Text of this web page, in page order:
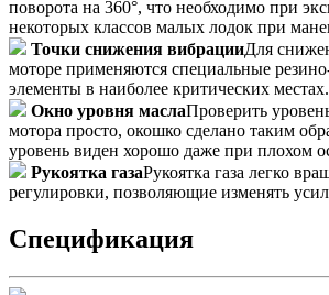
поворота на 360°, что необходимо при
некоторых классов малых лодок при
Точки снижения вибрацииДля
моторе применяются специальные
элементы в наиболее критических местах.
Окно уровня маслаПроверить
мотора просто, окошко сделано таким
уровень виден хорошо даже при плохом
Рукоятка газаРукоятка газа легко
регулировки, позволяющие изменять
Спецификация